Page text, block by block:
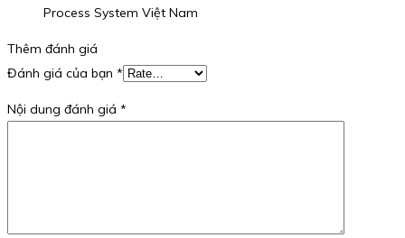
Process System Việt Nam
Thêm đánh giá
Đánh giá của bạn *
Nội dung đánh giá *